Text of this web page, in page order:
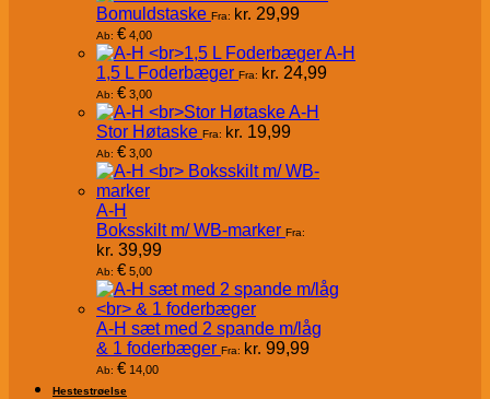
Bomuldstaske Fra: kr. 29,99
Ab: € 4,00
A-H
1,5 L Foderbæger Fra: kr. 24,99
Ab: € 3,00
A-H
Stor Høtaske Fra: kr. 19,99
Ab: € 3,00
A-H
Boksskilt m/ WB-marker Fra:
kr. 39,99
Ab: € 5,00
A-H sæt med 2 spande m/låg
& 1 foderbæger Fra: kr. 99,99
Ab: € 14,00
Hestestrøelse